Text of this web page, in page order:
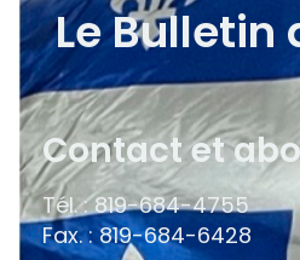
Le Bulletin
Contact et
Tél. : 819-684-4755
Fax. : 819-684-6428